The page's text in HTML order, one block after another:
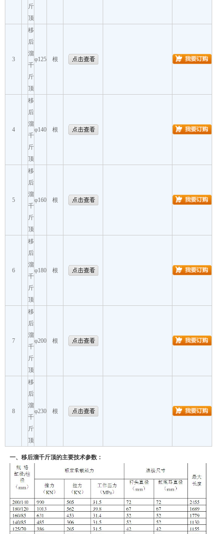
斤
顶
3
移
后
溜
千
斤
顶
φ125 根
4
移
后
溜
千
斤
顶
φ140 根
5
移
后
溜
千
斤
顶
φ160 根
6
移
后
溜
千
斤
顶
φ180 根
7
移
后
溜
千
斤
顶
φ200 根
8
移
后
溜
千
斤
顶
φ230 根
一、移后溜千斤顶的主要技术参数：